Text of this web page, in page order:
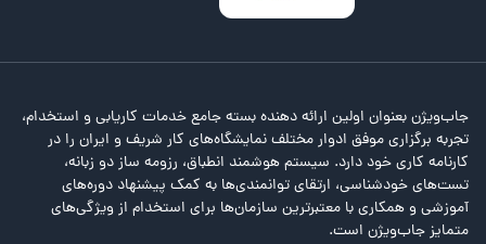
جاب‌ویژن بعنوان اولین ارائه دهنده بسته جامع خدمات کاریابی و استخدام،
تجربه برگزاری موفق ادوار مختلف نمایشگاه‌های کار شریف و ایران را در
کارنامه کاری خود دارد. سیستم هوشمند انطباق، رزومه ساز دو زبانه،
تست‌های خودشناسی، ارتقای توانمندی‌ها به کمک پیشنهاد دوره‌های
آموزشی و همکاری با معتبرترین سازمان‌ها برای استخدام از ویژگی‌های
متمایز جاب‌ویژن است.